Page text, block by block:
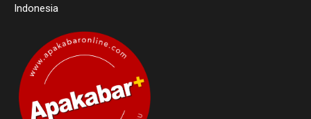
Indonesia